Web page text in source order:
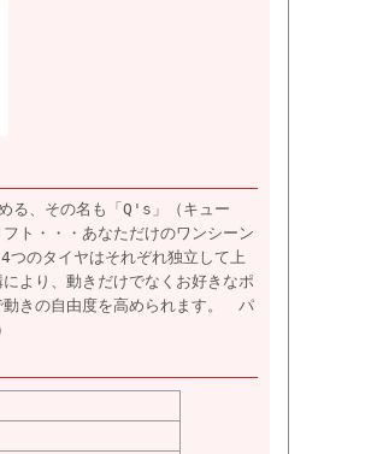
る、その名も「Q's」（キュー
ト・・・あなただけのワンシーン
のタイヤはそれぞれ独立して上
より、動きだけでなくお好きなポ
きの自由度を高められます。 パ